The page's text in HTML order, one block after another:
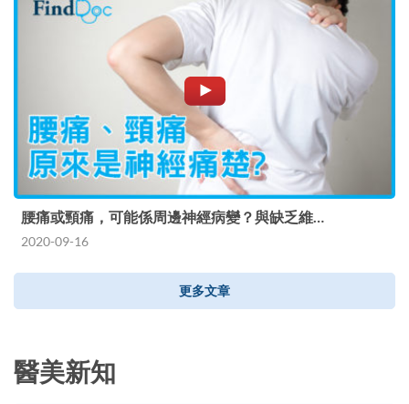
腰痛或頸痛，可能係周邊神經病變？與缺乏維…
2020-09-16
更多文章
醫美新知